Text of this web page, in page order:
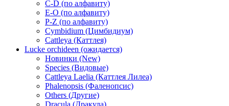
C-D (по алфавиту)
E-O (по алфавиту)
P-Z (по алфавиту)
Cymbidium (Цимбидиум)
Cattleya (Каттлея)
Lucke orchideen (ожидается)
Новинки (New)
Species (Видовые)
Cattleya Laelia (Каттлея Лилеа)
Phalenopsis (Фаленопсис)
Others (Другие)
Dracula (Дракула)